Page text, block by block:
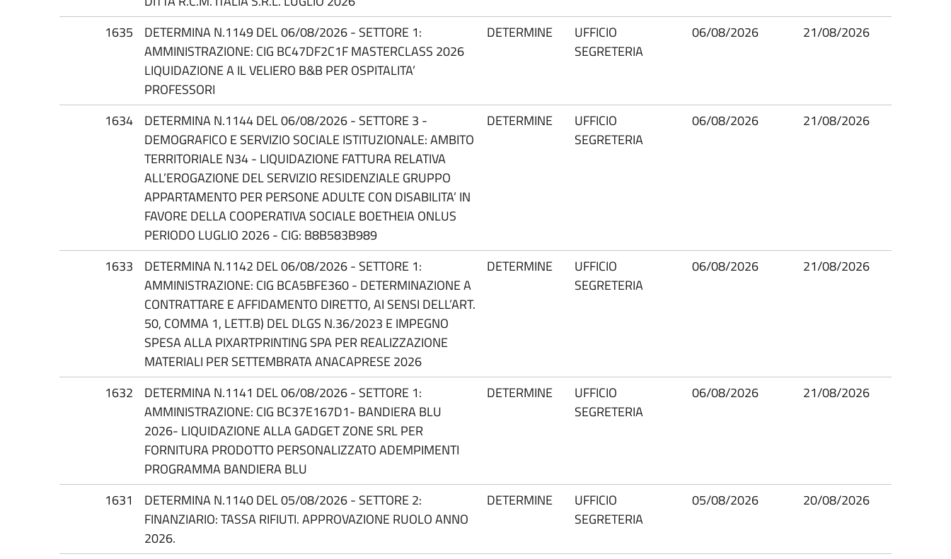
1635
DETERMINA N.1149 DEL 06/08/2026 - SETTORE 1:
AMMINISTRAZIONE: CIG BC47DF2C1F MASTERCLASS 2026
LIQUIDAZIONE A IL VELIERO B&B PER OSPITALITA’
PROFESSORI
DETERMINE
UFFICIO
SEGRETERIA
06/08/2026 21/08/2026
1634
DETERMINA N.1144 DEL 06/08/2026 - SETTORE 3 -
DEMOGRAFICO E SERVIZIO SOCIALE ISTITUZIONALE: AMBITO
TERRITORIALE N34 - LIQUIDAZIONE FATTURA RELATIVA
ALL’EROGAZIONE DEL SERVIZIO RESIDENZIALE GRUPPO
APPARTAMENTO PER PERSONE ADULTE CON DISABILITA’ IN
FAVORE DELLA COOPERATIVA SOCIALE BOETHEIA ONLUS
PERIODO LUGLIO 2026 - CIG: B8B583B989
DETERMINE
UFFICIO
SEGRETERIA
06/08/2026 21/08/2026
1633
DETERMINA N.1142 DEL 06/08/2026 - SETTORE 1:
AMMINISTRAZIONE: CIG BCA5BFE360 - DETERMINAZIONE A
CONTRATTARE E AFFIDAMENTO DIRETTO, AI SENSI DELL’ART.
50, COMMA 1, LETT.B) DEL DLGS N.36/2023 E IMPEGNO
SPESA ALLA PIXARTPRINTING SPA PER REALIZZAZIONE
MATERIALI PER SETTEMBRATA ANACAPRESE 2026
DETERMINE
UFFICIO
SEGRETERIA
06/08/2026 21/08/2026
1632
DETERMINA N.1141 DEL 06/08/2026 - SETTORE 1:
AMMINISTRAZIONE: CIG BC37E167D1- BANDIERA BLU
2026- LIQUIDAZIONE ALLA GADGET ZONE SRL PER
FORNITURA PRODOTTO PERSONALIZZATO ADEMPIMENTI
PROGRAMMA BANDIERA BLU
DETERMINE
UFFICIO
SEGRETERIA
06/08/2026 21/08/2026
1631
DETERMINA N.1140 DEL 05/08/2026 - SETTORE 2:
FINANZIARIO: TASSA RIFIUTI. APPROVAZIONE RUOLO ANNO
2026.
DETERMINE
UFFICIO
SEGRETERIA
05/08/2026 20/08/2026